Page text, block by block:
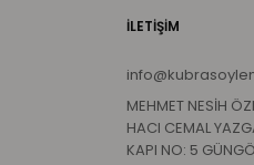
İLETİŞİM
MEHMET NESİH
HACI CEMAL
KAPI NO: 5